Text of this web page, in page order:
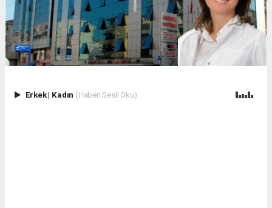
Erkek| Kadın (Haberi Sesli Oku)